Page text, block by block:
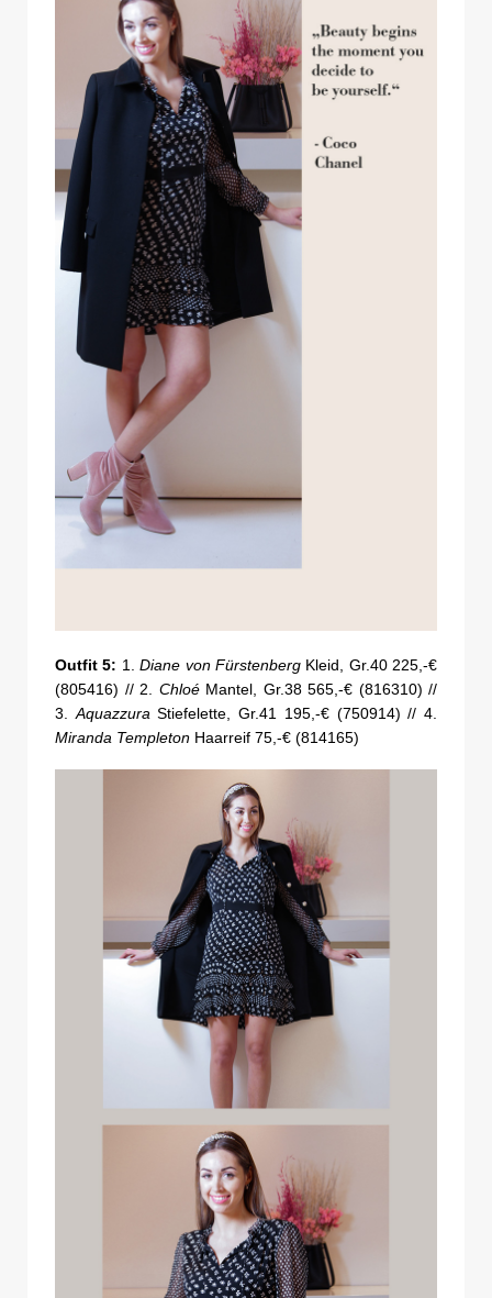
Outfit 5: 1.Diane von FürstenbergKleid, Gr.40 225,-€
(805416) // 2. ChloéMantel, Gr.38 565,-€ (816310) //
3. Aquazzura Stiefelette, Gr.41 195,-€ (750914) // 4.
Miranda Templeton Haarreif 75,-€ (814165)